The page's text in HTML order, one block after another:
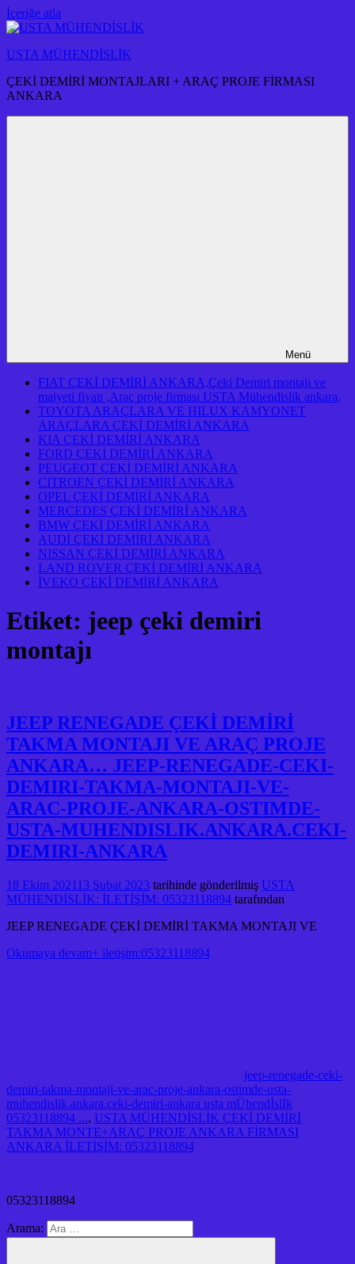
İçeriğe atla
USTA MÜHENDİSLİK
ÇEKİ DEMİRİ MONTAJLARI + ARAÇ PROJE FİRMASI
ANKARA
Menü
FIAT ÇEKİ DEMİRİ ANKARA,Çeki Demiri montajı ve
maiyeti fiyatı ,Araç proje firması USTA Mühendislik ankara,
TOYOTA ARAÇLARA VE HILUX KAMYONET
ARAÇLARA ÇEKİ DEMİRİ ANKARA
KIA ÇEKİ DEMİRİ ANKARA
FORD ÇEKİ DEMİRİ ANKARA
PEUGEOT ÇEKİ DEMİRİ ANKARA
CITROEN ÇEKİ DEMİRİ ANKARA
OPEL ÇEKİ DEMİRİ ANKARA
MERCEDES ÇEKİ DEMİRİ ANKARA
BMW ÇEKİ DEMİRİ ANKARA
AUDİ ÇEKİ DEMİRİ ANKARA
NISSAN ÇEKİ DEMİRİ ANKARA
LAND ROVER ÇEKİ DEMİRİ ANKARA
İVEKO ÇEKİ DEMİRİ ANKARA
Etiket: jeep çeki demiri
montajı
JEEP RENEGADE ÇEKİ DEMİRİ
TAKMA MONTAJI VE ARAÇ PROJE
ANKARA… JEEP-RENEGADE-CEKI-
DEMIRI-TAKMA-MONTAJI-VE-
ARAC-PROJE-ANKARA-OSTIMDE-
USTA-MUHENDISLIK.ANKARA.CEKI-
DEMIRI-ANKARA
18 Ekim 2021 13 Şubat 2023 tarihinde gönderilmiş USTA
MÜHENDİSLİK: İLETİŞİM: 05323118894 tarafından
JEEP RENEGADE ÇEKİ DEMİRİ TAKMA MONTAJI VE
Okumaya devam+ iletişim:05323118894
jeep-renegade-ceki-
demiri-takma-montaji-ve-arac-proje-ankara-ostimde-usta-
muhendislik.ankara.ceki-demiri-ankara usta mÜhendİslİk
05323118894 ..., USTA MÜHENDİSLİK ÇEKİ DEMİRİ
TAKMA MONTE+ARAÇ PROJE ANKARA FİRMASI
ANKARA İLETİŞİM: 05323118894
05323118894
Arama: